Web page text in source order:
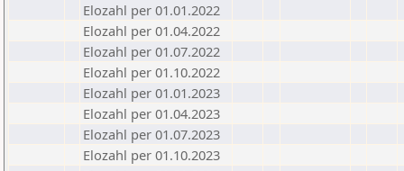
Elozahl per 01.01.2022
Elozahl per 01.04.2022
Elozahl per 01.07.2022
Elozahl per 01.10.2022
Elozahl per 01.01.2023
Elozahl per 01.04.2023
Elozahl per 01.07.2023
Elozahl per 01.10.2023